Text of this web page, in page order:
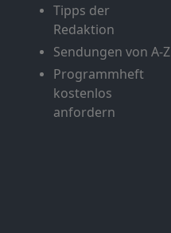
Tipps der
Redaktion
Sendungen von A-Z
Programmheft
kostenlos
anfordern